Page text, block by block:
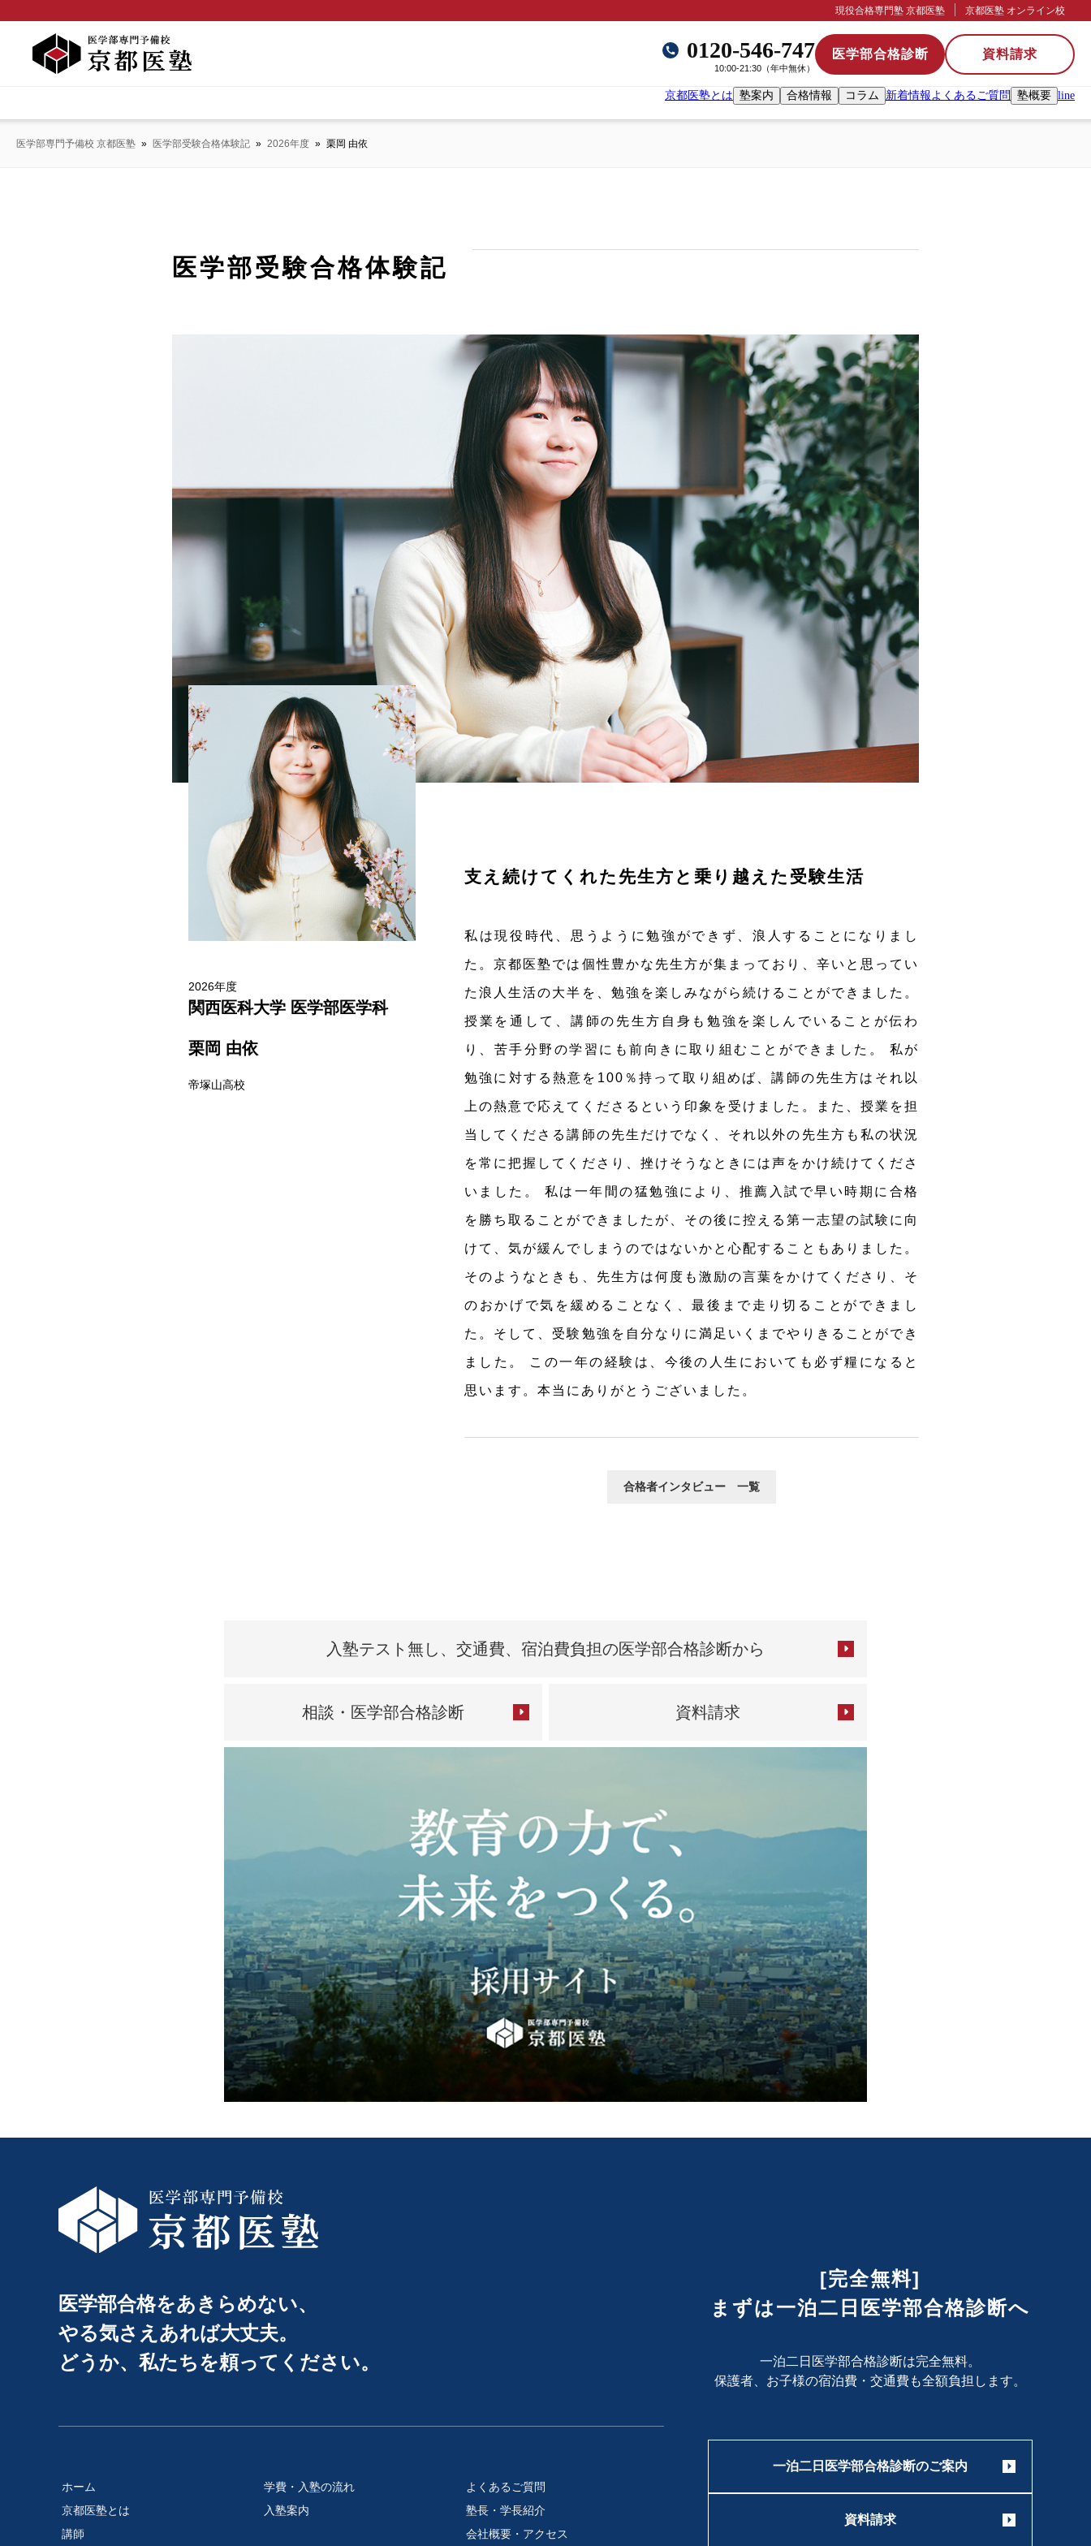
現役合格専門塾 京都医塾 京都医塾 オンライン校
京都医塾とは 塾案内 合格情報 コラム 新着情報よくあるご質問 塾概要 line
0120-546-747
10:00-21:30（年中無休）
医学部合格診断 資料請求
医学部専門予備校 京都医塾 » 医学部受験合格体験記 » 2026年度 » 栗岡 由依
医学部受験合格体験記
2026年度
関西医科大学 医学部医学科
栗岡 由依
帝塚山高校
支え続けてくれた先生方と乗り越えた受験生活
私は現役時代、思うように勉強ができず、浪人することになりまし
た。京都医塾では個性豊かな先生方が集まっており、辛いと思ってい
た浪人生活の大半を、勉強を楽しみながら続けることができました。
授業を通して、講師の先生方自身も勉強を楽しんでいることが伝わ
り、苦手分野の学習にも前向きに取り組むことができました。 私が
勉強に対する熱意を100％持って取り組めば、講師の先生方はそれ以
上の熱意で応えてくださるという印象を受けました。また、授業を担
当してくださる講師の先生だけでなく、それ以外の先生方も私の状況
を常に把握してくださり、挫けそうなときには声をかけ続けてくださ
いました。 私は一年間の猛勉強により、推薦入試で早い時期に合格
を勝ち取ることができましたが、その後に控える第一志望の試験に向
けて、気が緩んでしまうのではないかと心配することもありました。
そのようなときも、先生方は何度も激励の言葉をかけてくださり、そ
のおかげで気を緩めることなく、最後まで走り切ることができまし
た。そして、受験勉強を自分なりに満足いくまでやりきることができ
ました。 この一年の経験は、今後の人生においても必ず糧になると
思います。本当にありがとうございました。
合格者インタビュー 一覧
入塾テスト無し、交通費、 宿泊費負担の医学部合格診断から
相談・医学部合格診断 資料請求
医学部合格をあきらめない、
やる気さえあれば大丈夫。
どうか、私たちを頼ってください。
ホーム
京都医塾とは
講師
学費・入塾の流れ
入塾案内
よくあるご質問
塾長・学長紹介
会社概要・アクセス
[完全無料]
まずは一泊二日医学部合格診断へ
一泊二日医学部合格診断は完全無料。
保護者、お子様の宿泊費・交通費も全額負担します。
一泊二日医学部合格診断のご案内
資料請求